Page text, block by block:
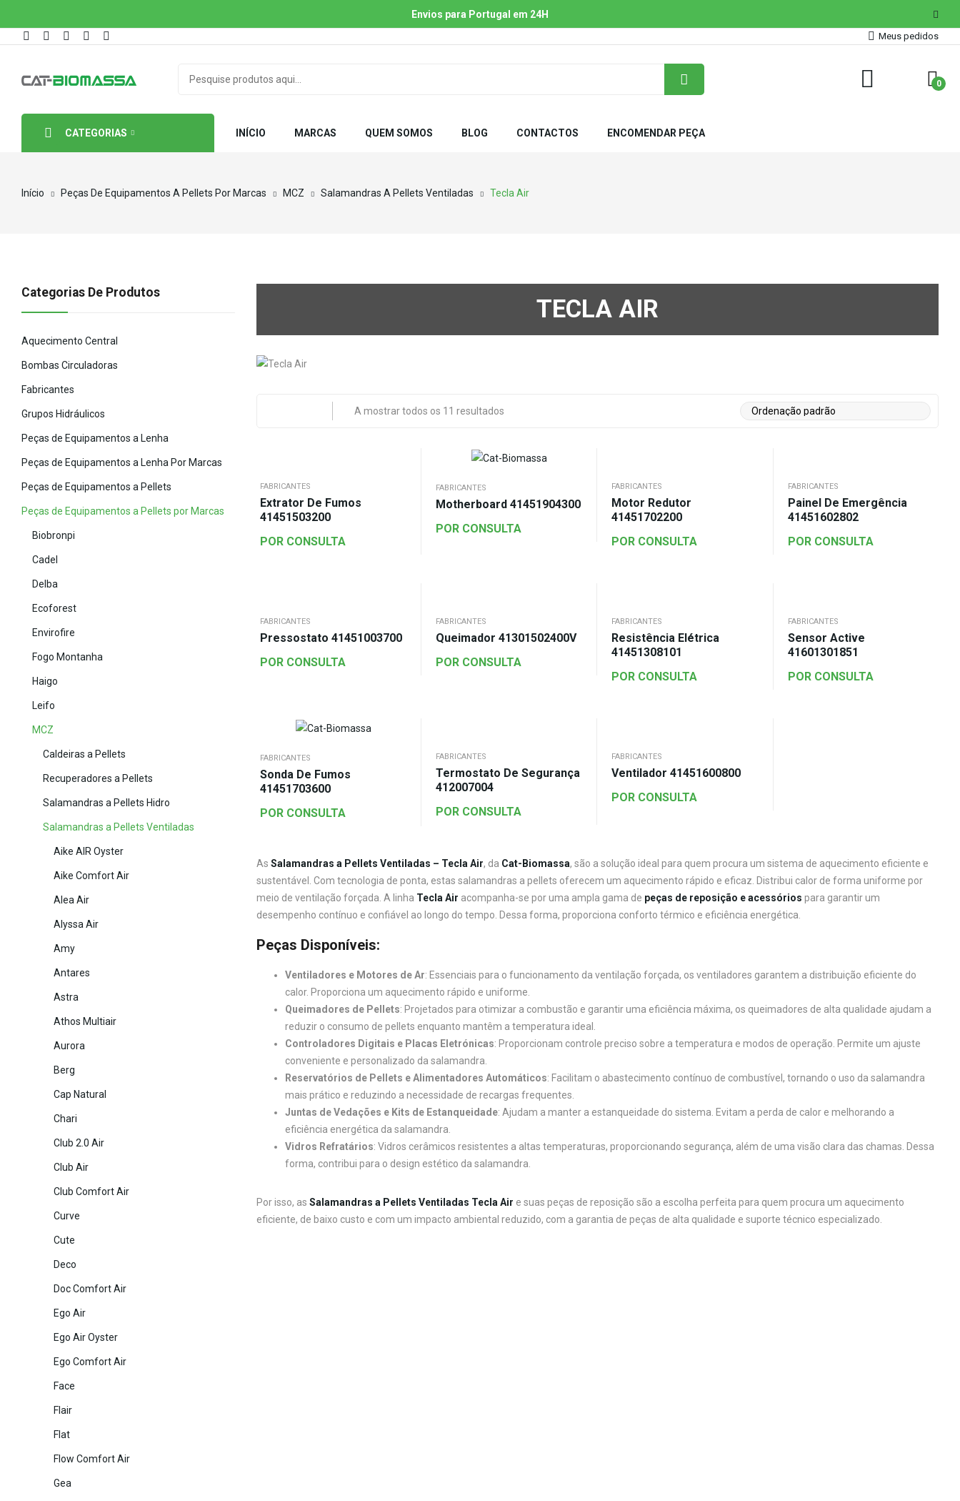
Envios para Portugal em 24H
Meus pedidos
0
CATEGORIAS INÍCIO MARCAS QUEM SOMOS BLOG CONTACTOS ENCOMENDAR PEÇA
Início Peças De Equipamentos A Pellets Por Marcas MCZ Salamandras A Pellets Ventiladas Tecla Air
TECLA AIR
A mostrar todos os 11 resultados
FABRICANTES
Extrator De Fumos
41451503200
POR CONSULTA
FABRICANTES
Motherboard 41451904300
POR CONSULTA
FABRICANTES
Motor Redutor
41451702200
POR CONSULTA
FABRICANTES
Painel De Emergência
41451602802
POR CONSULTA
FABRICANTES
Pressostato 41451003700
POR CONSULTA
FABRICANTES
Queimador 41301502400V
POR CONSULTA
FABRICANTES
Resistência Elétrica
41451308101
POR CONSULTA
FABRICANTES
Sensor Active
41601301851
POR CONSULTA
FABRICANTES
Sonda De Fumos
41451703600
POR CONSULTA
FABRICANTES
Termostato De Segurança
412007004
POR CONSULTA
FABRICANTES
Ventilador 41451600800
POR CONSULTA
As Salamandras a Pellets Ventiladas – Tecla Air, da Cat-Biomassa, são a solução ideal para quem procura um sistema de aquecimento eficiente e
sustentável. Com tecnologia de ponta, estas salamandras a pellets oferecem um aquecimento rápido e eficaz. Distribui calor de forma uniforme por
meio de ventilação forçada. A linha Tecla Air acompanha-se por uma ampla gama de peças de reposição e acessórios para garantir um
desempenho contínuo e confiável ao longo do tempo. Dessa forma, proporciona conforto térmico e eficiência energética.
Peças Disponíveis:
Ventiladores e Motores de Ar: Essenciais para o funcionamento da ventilação forçada, os ventiladores garantem a distribuição eficiente do
calor. Proporciona um aquecimento rápido e uniforme.
Queimadores de Pellets: Projetados para otimizar a combustão e garantir uma eficiência máxima, os queimadores de alta qualidade ajudam a
reduzir o consumo de pellets enquanto mantêm a temperatura ideal.
Controladores Digitais e Placas Eletrónicas: Proporcionam controle preciso sobre a temperatura e modos de operação. Permite um ajuste
conveniente e personalizado da salamandra.
Reservatórios de Pellets e Alimentadores Automáticos: Facilitam o abastecimento contínuo de combustível, tornando o uso da salamandra
mais prático e reduzindo a necessidade de recargas frequentes.
Juntas de Vedações e Kits de Estanqueidade: Ajudam a manter a estanqueidade do sistema. Evitam a perda de calor e melhorando a
eficiência energética da salamandra.
Vidros Refratários: Vidros cerâmicos resistentes a altas temperaturas, proporcionando segurança, além de uma visão clara das chamas. Dessa
forma, contribui para o design estético da salamandra.
Por isso, as Salamandras a Pellets Ventiladas Tecla Air e suas peças de reposição são a escolha perfeita para quem procura um aquecimento
eficiente, de baixo custo e com um impacto ambiental reduzido, com a garantia de peças de alta qualidade e suporte técnico especializado.
Categorias De Produtos
Aquecimento Central
Bombas Circuladoras
Fabricantes
Grupos Hidráulicos
Peças de Equipamentos a Lenha
Peças de Equipamentos a Lenha Por Marcas
Peças de Equipamentos a Pellets
Peças de Equipamentos a Pellets por Marcas
Biobronpi
Cadel
Delba
Ecoforest
Envirofire
Fogo Montanha
Haigo
Leifo
MCZ
Caldeiras a Pellets
Recuperadores a Pellets
Salamandras a Pellets Hidro
Salamandras a Pellets Ventiladas
Aike AIR Oyster
Aike Comfort Air
Alea Air
Alyssa Air
Amy
Antares
Astra
Athos Multiair
Aurora
Berg
Cap Natural
Chari
Club 2.0 Air
Club Air
Club Comfort Air
Curve
Cute
Deco
Doc Comfort Air
Ego Air
Ego Air Oyster
Ego Comfort Air
Face
Flair
Flat
Flow Comfort Air
Gea